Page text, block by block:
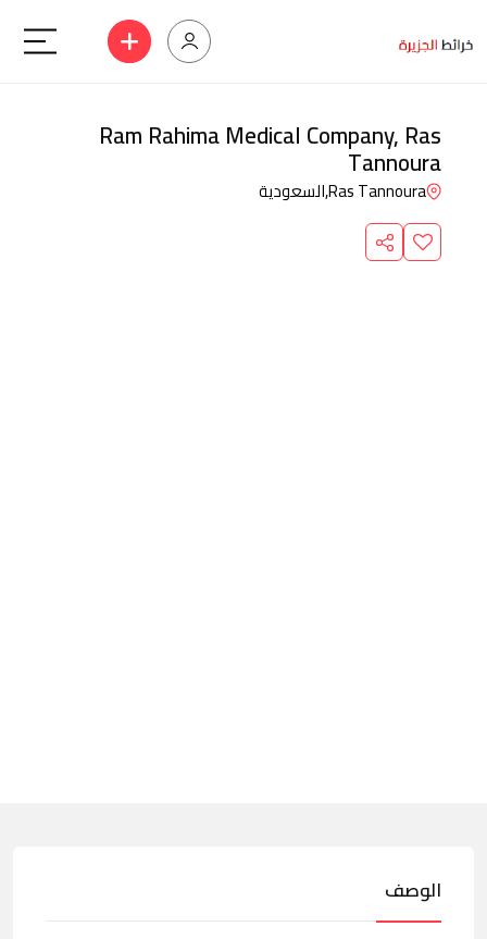
Ram Rahima Medical Company, Ras
Tannoura
Ras Tannoura,السعودية
الوصف